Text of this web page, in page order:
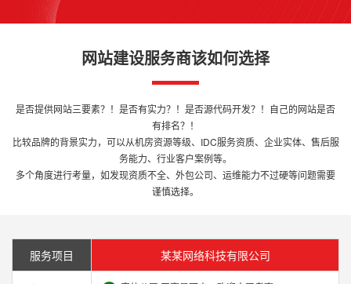
网站建设服务商该如何选择
是否提供网站三要素？！是否有实力？！是否源代码开发？！自己的网站是否
有排名？！
比较品牌的背景实力，可以从机房资源等级、IDC服务资质、企业实体、售后服
务能力、行业客户案例等。
多个角度进行考量，如发现资质不全、外包公司、运维能力不过硬等问题需要
谨慎选择。
服务项目 某某网络科技有限公司